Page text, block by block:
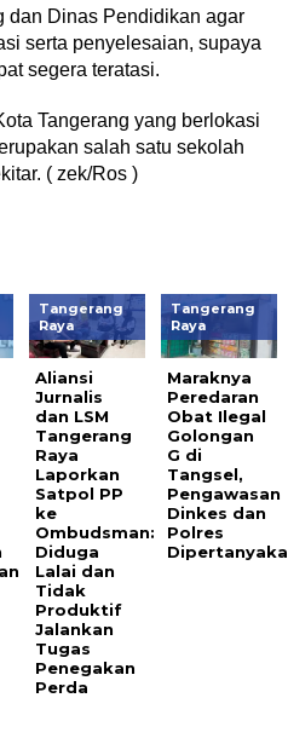
dan Dinas Pendidikan agar
serta penyelesaian, supaya
segera teratasi.
Tangerang yang berlokasi
salah satu sekolah
( zek/Ros )
Tangerang
Raya
Aliansi
Jurnalis
dan LSM
Tangerang
Raya
Laporkan
Satpol PP
ke
Ombudsman:
Diduga
Lalai dan
Tidak
Produktif
Jalankan
Tugas
Penegakan
Perda
Tangerang
Raya
Maraknya
Peredaran
Obat Ilegal
Golongan
G di
Tangsel,
Pengawasan
Dinkes dan
Polres